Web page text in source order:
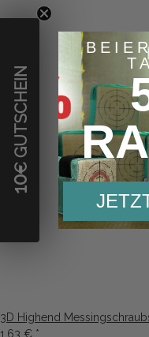
3D Highend
1,63 € *
10
€ GUTSCHEIN